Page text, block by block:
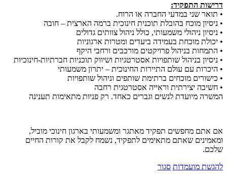
דרישות התפקיד:
• תואר שני במדעי החברה או הרוח.
• ניסיון מוכח בהובלת תוכנית חינוכית ברמה הארצית – חובה
• ניסיון ניהולי משמעותי, כולל ניהול צוותים גדולים
• יכולת מוכחת בעמידה ביעדים ומטרות ארגוניות
• התמחות בניהול פרויקטים מורכבים ורחבי היקף
• ניסיון בניהול שותפויות אסטרטגיות ושיווק תוכניות חברתיות-חינוכיות
• היכרות עם עולם התיירות החינוכית – יתרון משמעותי
• כישורים מוכחים ברתימת שותפים וניהול שותפויות
• חשיבה יצירתית וראייה אסטרטגית רחבה
המשרה מיועדת לנשים וגברים כאחד. רק פניות מתאימות תענינה
אם אתם מחפשים תפקיד מאתגר ומשמעותי בארגון חינוכי מוביל,
ומאמינים שאתם מתאימים לתפקיד, נשמח לקבל את קורות החיים
שלכם.
להגשת מועמדות סגור